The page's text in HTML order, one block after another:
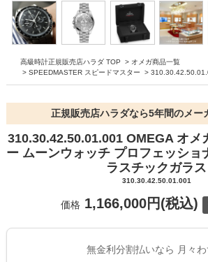
高級時計正規販売店ハラダ TOP > オメガ商品一覧
> SPEEDMASTER スピードマスター >
正規販売店ハラダなら5年間のメー
310.30.42.50.01.001 OMEGA オメ
ー ムーンウォッチ プロフェッショ
ラスチックガラス
310.30.42.50.01.001
価格1,166,000円(税込)
無金利分割払いなら 月々